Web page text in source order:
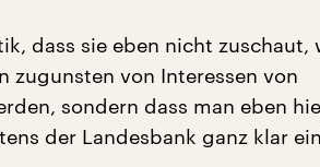
dass sie eben nicht zuschaut,
zugunsten von Interessen von
sondern dass man eben
der Landesbank ganz klar